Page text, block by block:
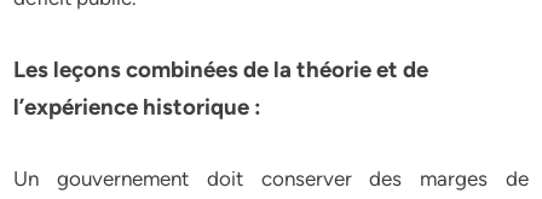
Les leçons combinées de la théorie et de
l’expérience historique :
Un gouvernement doit conserver des marges de